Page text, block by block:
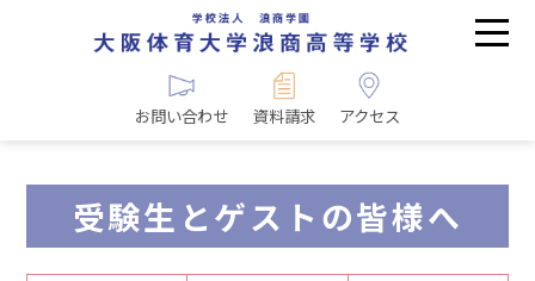
お問い合わせ 資料請求 アクセス
受験生とゲストの皆様へ